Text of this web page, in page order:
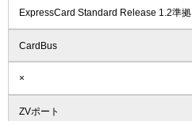
ExpressCard Standard Release 1.2準拠
CardBus
×
ZVポート